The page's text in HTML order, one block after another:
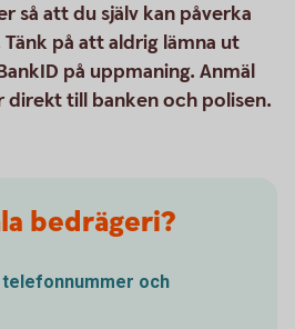
så att du själv kan påverka
på att aldrig lämna ut
på uppmaning. Anmäl
direkt till banken och polisen.
bedrägeri?
och